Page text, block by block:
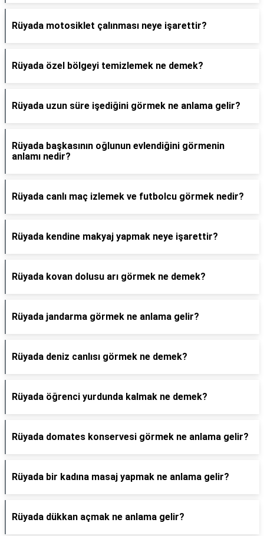
Rüyada motosiklet çalınması neye işarettir?
Rüyada özel bölgeyi temizlemek ne demek?
Rüyada uzun süre işediğini görmek ne anlama gelir?
Rüyada başkasının oğlunun evlendiğini görmenin
anlamı nedir?
Rüyada canlı maç izlemek ve futbolcu görmek nedir?
Rüyada kendine makyaj yapmak neye işarettir?
Rüyada kovan dolusu arı görmek ne demek?
Rüyada jandarma görmek ne anlama gelir?
Rüyada deniz canlısı görmek ne demek?
Rüyada öğrenci yurdunda kalmak ne demek?
Rüyada domates konservesi görmek ne anlama gelir?
Rüyada bir kadına masaj yapmak ne anlama gelir?
Rüyada dükkan açmak ne anlama gelir?